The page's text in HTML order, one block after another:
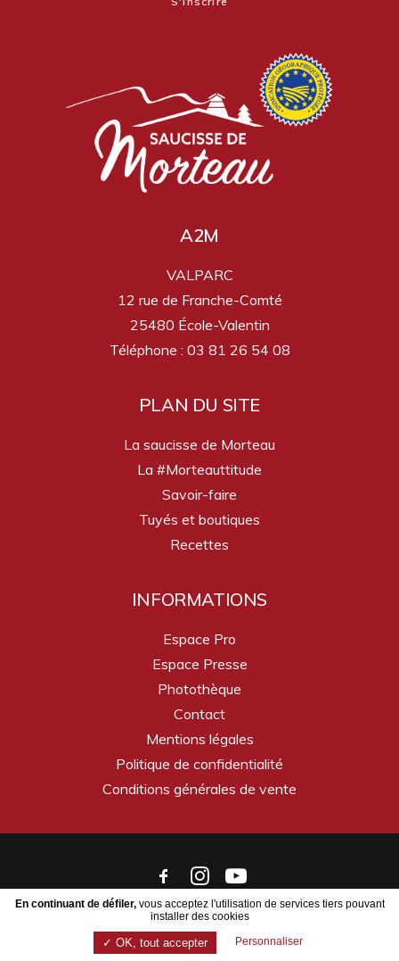
A2M
VALPARC
12 rue de Franche-Comté
25480 École-Valentin
Téléphone : 03 81 26 54 08
PLAN DU SITE
La saucisse de Morteau
La #Morteauttitude
Savoir-faire
Tuyés et boutiques
Recettes
INFORMATIONS
Espace Pro
Espace Presse
Photothèque
Contact
Mentions légales
Politique de confidentialité
Conditions générales de vente
© 2026 Saucisse de Morteau | Réalisé par
En continuant de défiler,vous acceptez l'utilisation de services tiers pouvant
installer des cookies
✓ OK, tout accepter Personnaliser